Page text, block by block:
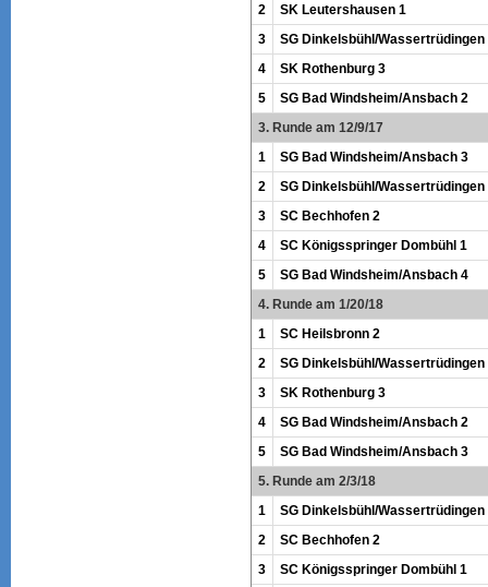
2
SK Leutershausen 1
3
SG Dinkelsbühl/Wassertrüdingen
4
SK Rothenburg 3
5
SG Bad Windsheim/Ansbach 2
3. Runde am 12/9/17
1
SG Bad Windsheim/Ansbach 3
2
SG Dinkelsbühl/Wassertrüdingen
3
SC Bechhofen 2
4
SC Königsspringer Dombühl 1
5
SG Bad Windsheim/Ansbach 4
4. Runde am 1/20/18
1
SC Heilsbronn 2
2
SG Dinkelsbühl/Wassertrüdingen
3
SK Rothenburg 3
4
SG Bad Windsheim/Ansbach 2
5
SG Bad Windsheim/Ansbach 3
5. Runde am 2/3/18
1
SG Dinkelsbühl/Wassertrüdingen
2
SC Bechhofen 2
3
SC Königsspringer Dombühl 1